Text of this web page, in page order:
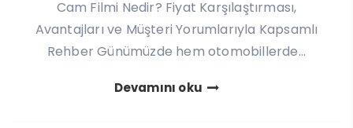
Cam Filmi Nedir? Fiyat Karşılaştırması,
Avantajları ve Müşteri Yorumlarıyla Kapsamlı
Rehber Günümüzde hem otomobillerde...
Devamını oku